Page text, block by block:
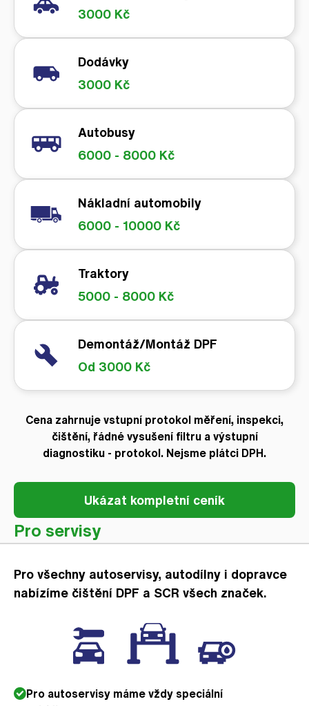
3000 Kč
Dodávky
3000 Kč
Autobusy
6000 - 8000 Kč
Nákladní automobily
6000 - 10000 Kč
Traktory
5000 - 8000 Kč
Demontáž/Montáž DPF
Od 3000 Kč
Cena zahrnuje vstupní protokol měření, inspekci,
čištění, řádné vysušení filtru a výstupní
diagnostiku - protokol. Nejsme plátci DPH.
Ukázat kompletní ceník
Pro servisy
Pro všechny autoservisy, autodílny i dopravce
nabízíme čištění DPF a SCR všech značek.
Pro autoservisy máme vždy speciální